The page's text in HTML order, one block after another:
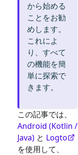
から始める
ことをお勧
めします。
これによ
り、すべて
の機能を簡
単に探索で
きます。
この記事では、
Android (Kotlin /
Java) と Logto
を使用して、